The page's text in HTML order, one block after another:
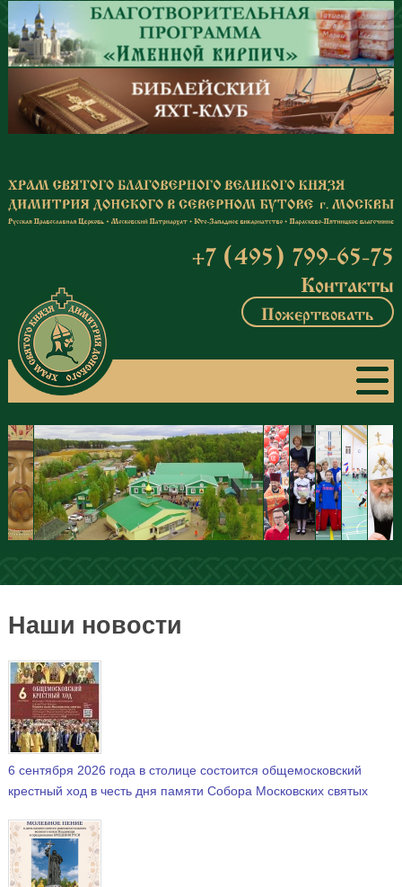
Перейти к основному содержанию
+7 (495) 799-65-75
Контакты
Пожертвовать
Наши новости
6 сентября 2026 года в столице состоится общемосковский
крестный ход в честь дня памяти Собора Московских святых